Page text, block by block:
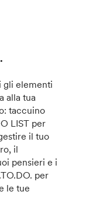
gli elementi
alla tua
taccuino
LIST per
il tuo
il
pensieri e i
per
le tue